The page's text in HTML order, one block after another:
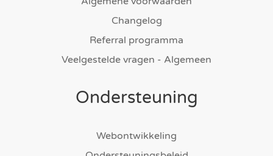
Changelog
Referral programma
Veelgestelde vragen - Algemeen
Ondersteuning
Webontwikkeling